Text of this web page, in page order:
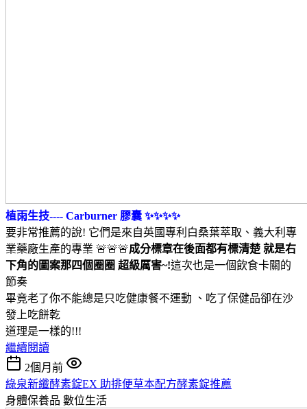
植雨生技---- Carburner 膠囊 ✨✨✨✨
要非常推薦的說! 它們是來自英國專利白桑葉萃取、義大利專
業藥廠生產的專業 🚨🚨🚨成分標章在後面都有標清楚 就是右
下角的圖案那四個圈圈 超級厲害~!這次也是一個飲食卡關的
節奏
畢竟老了你不能總是只吃健康餐不運動 、吃了保健品卻在沙
發上吃餅乾
道理是一樣的!!!
繼續閱讀
2個月前
綠泉新纖酵素錠EX 助排便草本配方酵素錠推薦
身體保養品 數位生活